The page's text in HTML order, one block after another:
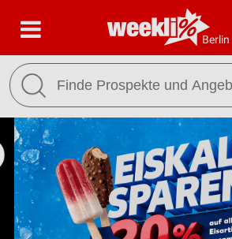
Berlin